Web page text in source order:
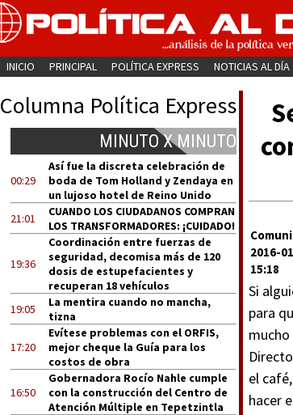
INICIO PRINCIPAL POLÍTICA EXPRESS NOTICIAS AL DÍA
Columna Política Express
MINUTO X MINUTO
00:29
Así fue la discreta celebración de
boda de Tom Holland y Zendaya en
un lujoso hotel de Reino Unido
21:01
CUANDO LOS CIUDADANOS COMPRAN
LOS TRANSFORMADORES: ¡CUIDADO!
19:36
Coordinación entre fuerzas de
seguridad, decomisa más de 120
dosis de estupefacientes y
recuperan 18 vehículos
19:05
La mentira cuando no mancha,
tizna
17:20
Evítese problemas con el ORFIS,
mejor cheque la Guía para los
costos de obra
16:50
Gobernadora Rocío Nahle cumple
con la construcción del Centro de
Atención Múltiple en Tepetzintla
2016-
15:18
Si
para
el
hacer